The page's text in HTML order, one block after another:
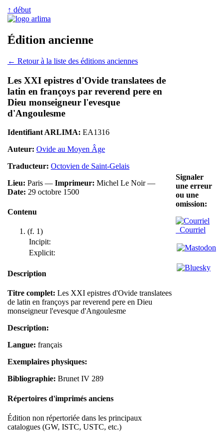
↑ début
Édition ancienne
← Retour à la liste des éditions anciennes
Les XXI epistres d'Ovide translatees de
latin en françoys par reverend pere en
Dieu monseigneur l'evesque
d'Angoulesme
Identifiant ARLIMA: EA1316
Auteur: Ovide au Moyen Âge
Traducteur: Octovien de Saint-Gelais
Lieu: Paris — Imprimeur: Michel Le Noir —
Date: 29 octobre 1500
Contenu
(f. 1)
Incipit:
Explicit:
Description
Titre complet: Les XXI epistres d'Ovide translatees
de latin en françoys par reverend pere en Dieu
monseigneur l'evesque d'Angoulesme
Description:
Langue: français
Exemplaires physiques:
Bibliographie: Brunet IV 289
Répertoires d'imprimés anciens
Édition non répertoriée dans les principaux
catalogues (GW, ISTC, USTC, etc.)
Signaler
une erreur
ou une
omission:
Courriel